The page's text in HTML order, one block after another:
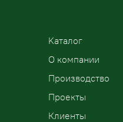
Kаталог
О компании
Производство
Проекты
Клиенты